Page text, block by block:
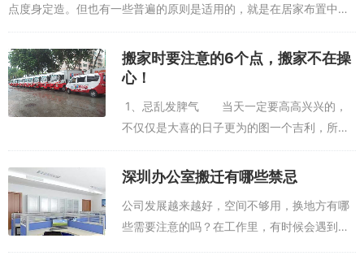
点度身定造。但也有一些普遍的原则是适用的，就是在居家布置中，
不能犯一些风水上的大忌，否则会住得不舒适，不利， 而且对主人会
有不...
搬家时要注意的6个点，搬家不在操
心！
1、忌乱发脾气 当天一定要高高兴兴的，
不仅仅是大喜的日子更为的图一个吉利，所以
讲究一团和气，这样才能和气生财，平平安
安，幸福美满的，搬家当天家人不可哭哭啼啼
深圳办公室搬迁有哪些禁忌
公司发展越来越好，空间不够用，换地方有哪
些需要注意的吗？在工作里，有时候会遇到一